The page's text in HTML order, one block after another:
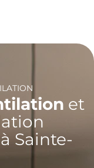
et
Sainte-